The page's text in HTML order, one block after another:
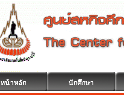
หน้าหลัก นักศึกษา